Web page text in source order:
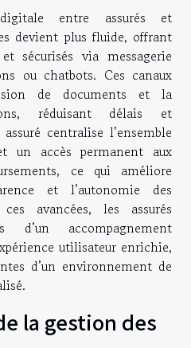
entre assurés et
devient plus fluide, offrant
sécurisés via messagerie
ou chatbots. Ces canaux
de documents et la
réduisant délais et
centralise l’ensemble
un accès permanent aux
ce qui améliore
et l’autonomie des
avancées, les assurés
d’un accompagnement
utilisateur enrichie,
d’un environnement de
la gestion des